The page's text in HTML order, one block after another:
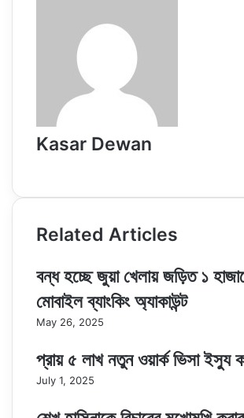
Kasar Dewan
Related Articles
বন্ধ হচ্ছে জুয়া খেলায় জড়িত ১
মোবাইল ব্যাংকিং অ্যাকাউন্ট
May 26, 2025
প্রায় ৫ লাখ নতুন ওয়ার্ক ভিসা ইস্যু
July 1, 2025